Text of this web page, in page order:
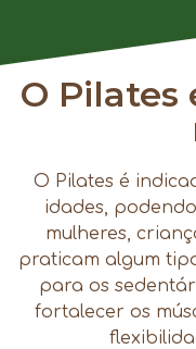
O Pilates
O Pilates é
idades,
mulheres,
praticam algum
para os
fortalecer os